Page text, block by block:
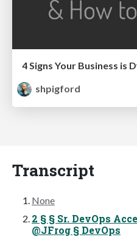
4 Signs Your Business is
shpigford
Transcript
None
2 § § Sr. DevOps
@JFrog § DevOps